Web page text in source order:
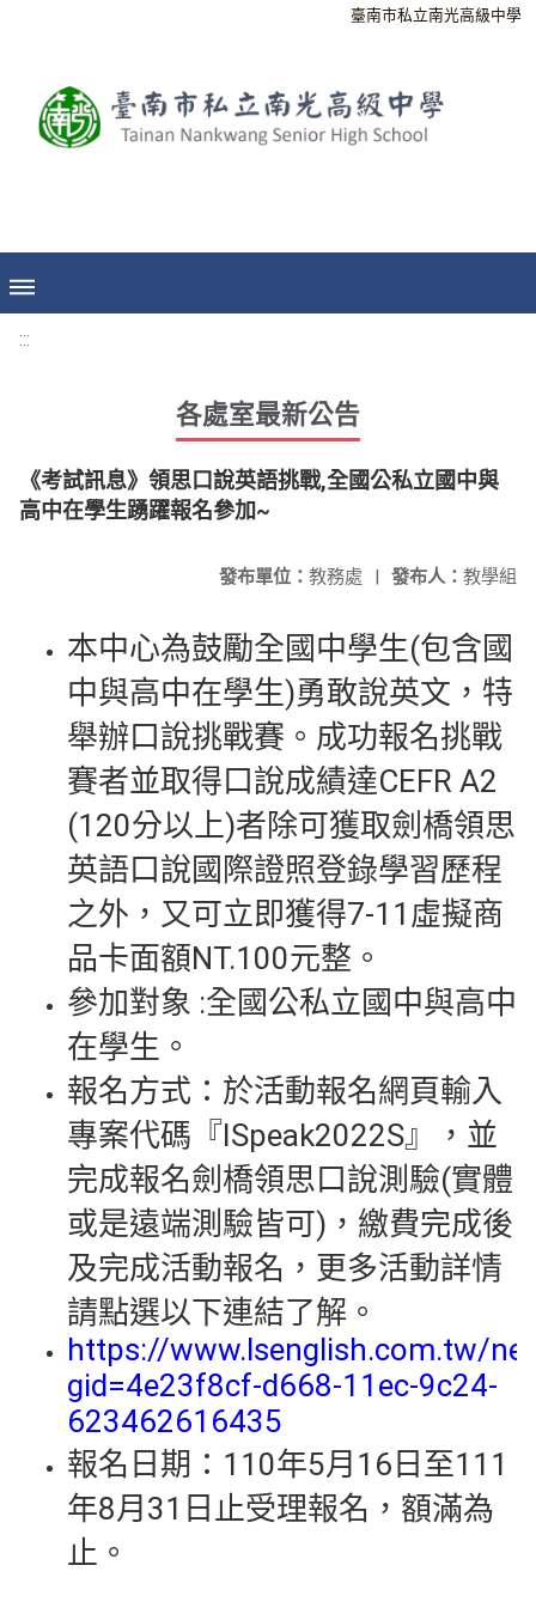
臺南市私立南光高級中學
:::
各處室最新公告
《考試訊息》領思口說英語挑戰,全國公私立國中與
高中在學生踴躍報名參加~
發布人： 教學組
發布單位： 教務處 |
本中心為鼓勵全國中學生(包含國
中與高中在學生)勇敢說英文，特
舉辦口說挑戰賽。成功報名挑戰
賽者並取得口說成績達CEFR A2
(120分以上)者除可獲取劍橋領思
英語口說國際證照登錄學習歷程
之外，又可立即獲得7-11虛擬商
品卡面額NT.100元整。
參加對象 :全國公私立國中與高中
在學生。
報名方式：於活動報名網頁輸入
專案代碼『ISpeak2022S』，並
完成報名劍橋領思口說測驗(實體
或是遠端測驗皆可)，繳費完成後
及完成活動報名，更多活動詳情
請點選以下連結了解。
https://www.lsenglish.com.tw/
gid=4e23f8cf-d668-11ec-9c24-
623462616435
報名日期：110年5月16日至111
年8月31日止受理報名，額滿為
止。